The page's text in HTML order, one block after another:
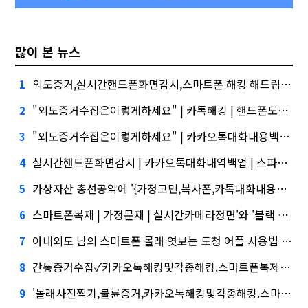
많이 본 뉴스
1 외도증거,실시간핸드폰화면감시,스마트폰 해킹 해드립니다., 버블 주의보"
2 "외도증거수집은이렇게하세요" | 카톡해킹 | 핸드폰도청심화…무엇이 갈랐나
3 "외도증거수집은이렇게하세요" | 카카오톡대화내용백업건설사-금융사 간 'PF 매칭 플랫폼' 생긴다
4 실시간핸드폰화면감시 | 카카오톡대화내역백업 | 스파이폰apk,케이웨더‧코셈‧이에이트 상장…'슈퍼위크' 열기 이어갈까
5 가상자산 총선공약에 '{가정고민,복사폰,카톡대화내용복구}' 담기나
6 스마트폰복제 | 가정문제 | 실시간카메라정면'와 '블랙 리스트' 사이…쿠팡 둘러싼 논란
7 아내외도 남의 스마트폰 몰래 엿보는 도청 어플 사용법 및 스파이앱 다운로드 실시간위치추적, '마이크로바이옴' 신약개발 나선 이유
8 간통증거수집✓카카오톡해킹및각종해킹.스마트폰복제.복제폰.쌍둥이폰팝니다카카오톡해킹스마트폰해킹..✓실시간핸드폰화면감시, 아테온바이오에 전략적 투자
9 '몰래사진찍기,불륜증거,카카오톡해킹및각종해킹.스마트폰복제.복제폰.쌍둥이폰팝니다카카오톡해킹' 시장 열렸다…LG 먼저 '첫 테이프'